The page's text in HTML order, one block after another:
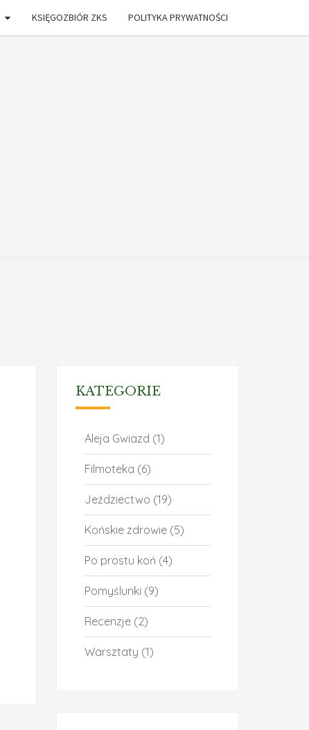
KSIĘGOZBIÓR ZKS POLITYKA PRYWATNOŚCI
KATEGORIE
Aleja Gwiazd (1)
Filmoteka (6)
Jeździectwo (19)
Końskie zdrowie(5)
Po prostu koń (4)
Pomyślunki (9)
Recenzje(2)
Warsztaty (1)